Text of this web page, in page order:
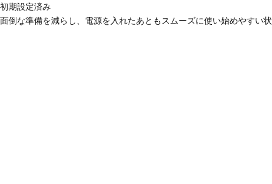
初期設定済み
面倒な準備を減らし、電源を入れたあともスムーズに使い始めやすい